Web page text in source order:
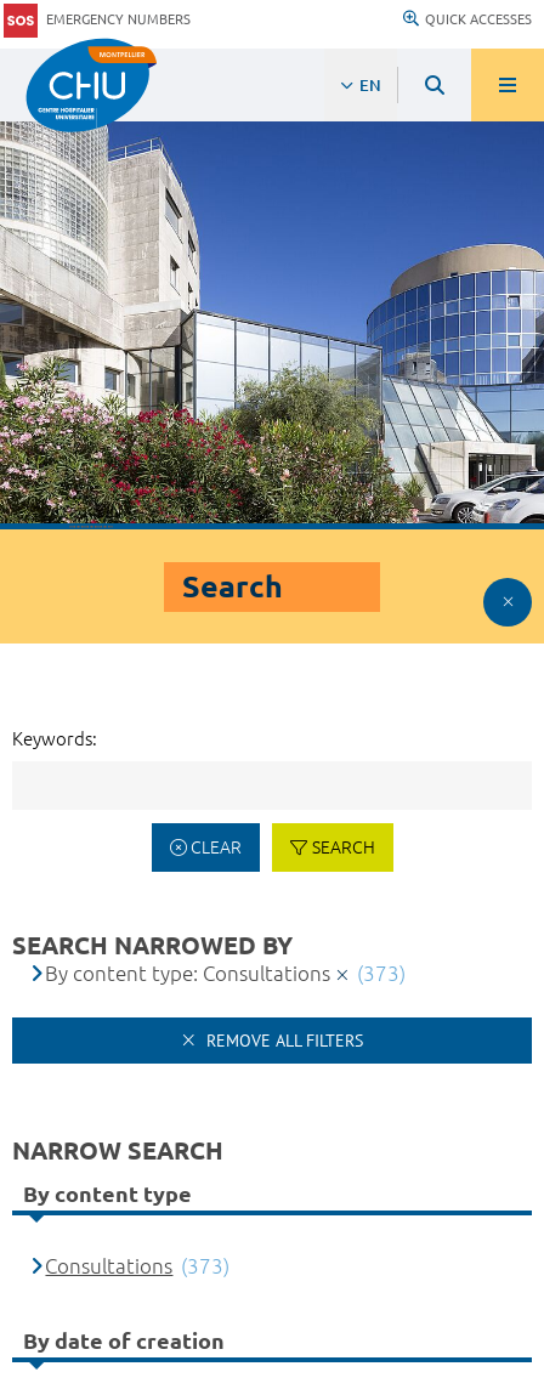
EMERGENCY NUMBERS QUICK ACCESSES
EN
Search
Keywords:
CLEAR SEARCH
SEARCH NARROWED BY
By content type: Consultations (373)
REMOVE ALL FILTERS
NARROW SEARCH
By content type
Consultations (373)
By date of creation